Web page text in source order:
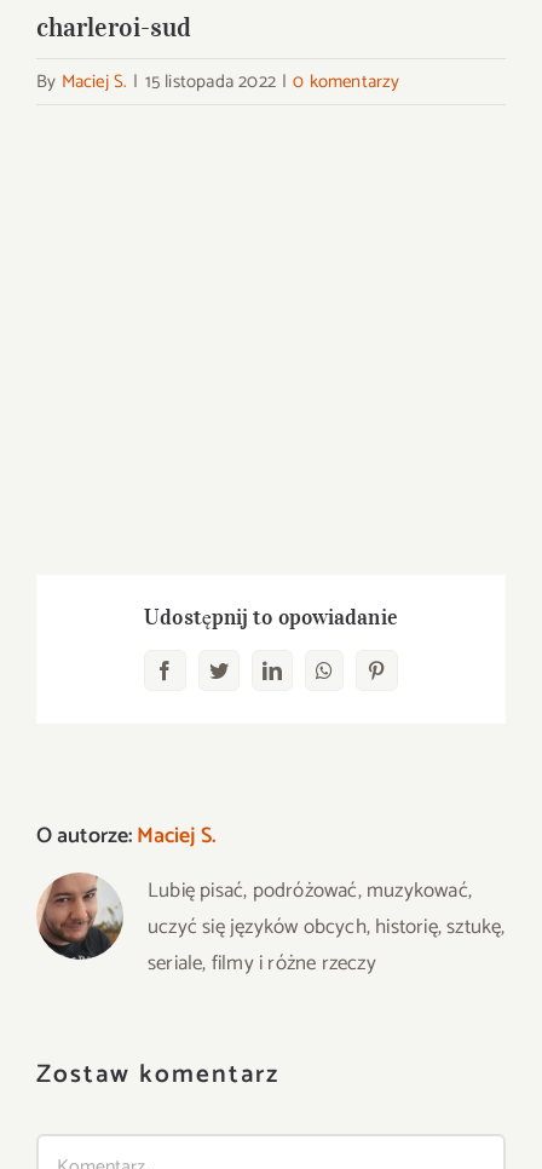
charleroi-sud
By Maciej S. | 15 listopada 2022 | 0 komentarzy
Udostępnij to opowiadanie
FacebookTwitterLinkedInWhatsAppPinterest
O autorze:Maciej S.
Lubię pisać, podróżować, muzykować,
uczyć się języków obcych, historię, sztukę,
seriale, filmy i różne rzeczy
Zostaw komentarz
Comment